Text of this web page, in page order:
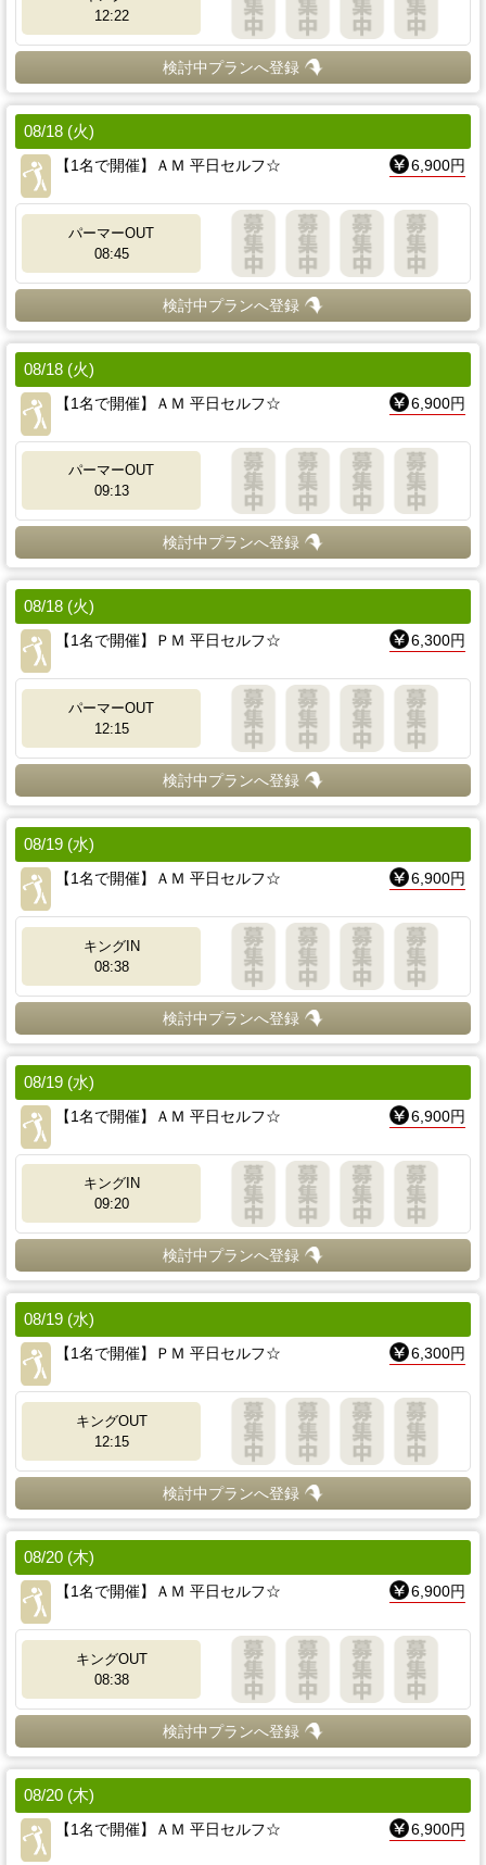
12:22
検討中プランへ登録
08/18 (火)
【1名で開催】ＡＭ 平日セルフ☆
6,900円
パーマーOUT
08:45
検討中プランへ登録
08/18 (火)
【1名で開催】ＡＭ 平日セルフ☆
6,900円
パーマーOUT
09:13
検討中プランへ登録
08/18 (火)
【1名で開催】ＰＭ 平日セルフ☆
6,300円
パーマーOUT
12:15
検討中プランへ登録
08/19 (水)
【1名で開催】ＡＭ 平日セルフ☆
6,900円
キングIN
08:38
検討中プランへ登録
08/19 (水)
【1名で開催】ＡＭ 平日セルフ☆
6,900円
キングIN
09:20
検討中プランへ登録
08/19 (水)
【1名で開催】ＰＭ 平日セルフ☆
6,300円
キングOUT
12:15
検討中プランへ登録
08/20 (木)
【1名で開催】ＡＭ 平日セルフ☆
6,900円
キングOUT
08:38
検討中プランへ登録
08/20 (木)
【1名で開催】ＡＭ 平日セルフ☆
6,900円